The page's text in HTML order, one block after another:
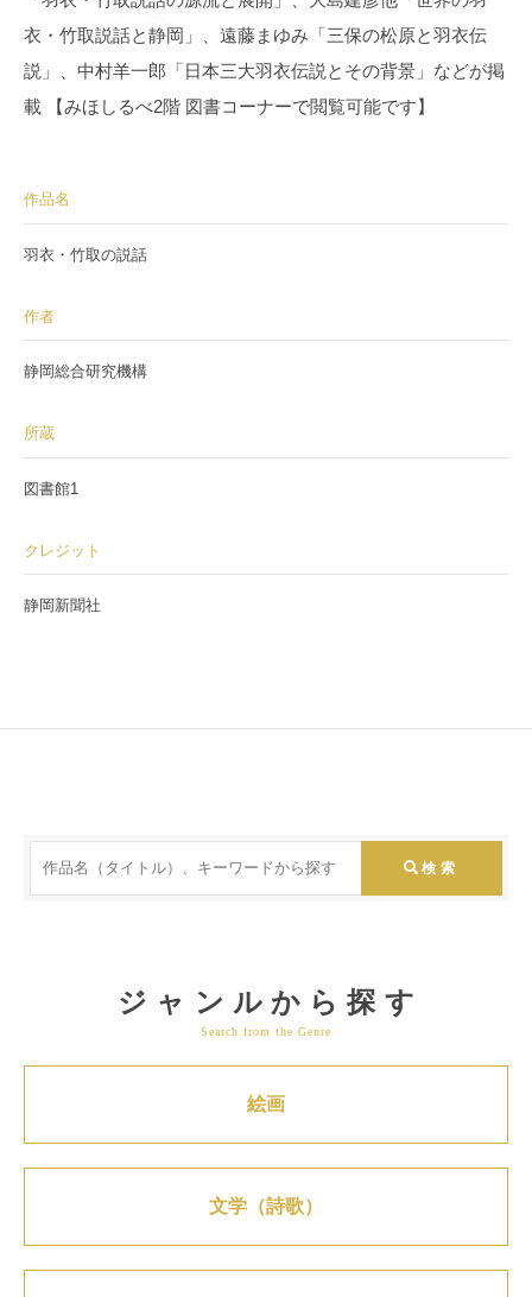
衣・竹取説話と静岡」、遠藤まゆみ「三保の松原と羽衣伝
説」、中村羊一郎「日本三大羽衣伝説とその背景」などが掲
載 【みほしるべ2階 図書コーナーで閲覧可能です】
作品名
羽衣・竹取の説話
作者
静岡総合研究機構
所蔵
図書館1
クレジット
静岡新聞社
ジャンルから探す
Search from the Genre
絵画
文学（詩歌）